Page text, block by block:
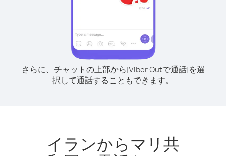
さらに、チャットの上部から[Viber Outで通話]を選
択して通話することもできます。
イランからマリ共